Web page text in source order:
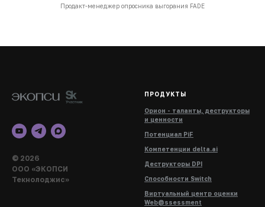
Продакт-менеджер опросника выгорания FADE
© 2026
ООО «ЭКОПСИ
Текнолоджис»
ПРОДУКТЫ
Орион - таланты, деструкторы
и ценности
Потенциал PiF
Компетенции delta.ai
Деструкторы DPI
Способности Switch
Виртуальный центр оценки
Web@ssessment